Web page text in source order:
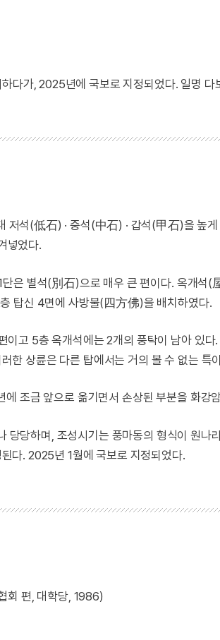
다가, 2025년에 국보로 지정되었다. 일명
저석(低石) · 중석(中石) · 갑석(甲石)을 높
넣었다.
은 별석(別石)으로 매우 큰 편이다. 옥개석(
탑신 4면에 사방불(四方佛)을 배치하였다.
고 5층 옥개석에는 2개의 풍탁이 남아 있
한 상륜은 다른 탑에서는 거의 볼 수 없는 특
조금 앞으로 옮기면서 손상된 부분을 화강
당당하며, 조성시기는 풍마동의 형식이 원
다. 2025년 1월에 국보로 지정되었다.
회 편, 대학당, 1986)